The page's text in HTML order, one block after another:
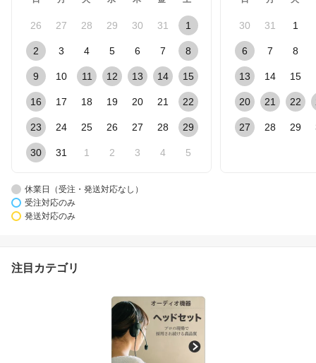
26 27 28 29 30 31 1
2 3 4 5 6 7 8
9 10 11 12 13 14 15
16 17 18 19 20 21 22
23 24 25 26 27 28 29
30 31 1 2 3 4 5
30 31 1
6 7 8
13 14 15
20 21 22
27 28 29
休業日（受注・発送対応なし）
受注対応のみ
発送対応のみ
注目カテゴリ